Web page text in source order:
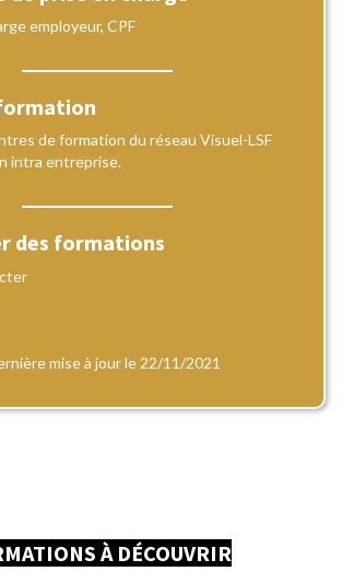
employeur, CPF
de formation du réseau Visuel-LSF
intra entreprise.
des formations
mise à jour le 22/11/2021
À DÉCOUVRIR